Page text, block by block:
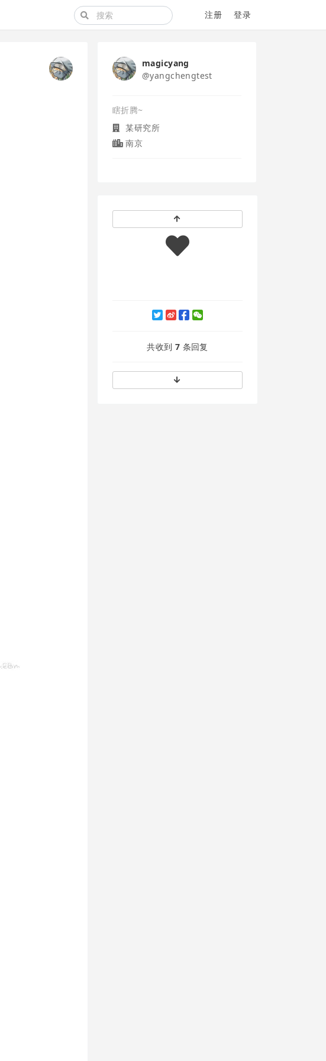
注册 登录
magicyang
@yangchengtest
瞎折腾~
某研究所
南京
共收到 7 条回复